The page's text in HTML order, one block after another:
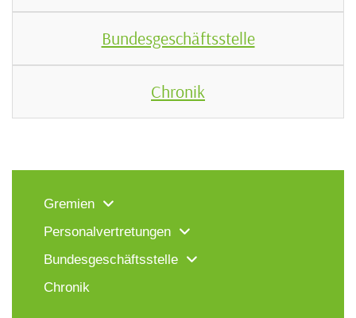
Bundesgeschäftsstelle
Chronik
Gremien
Personalvertretungen
Bundesgeschäftsstelle
Chronik